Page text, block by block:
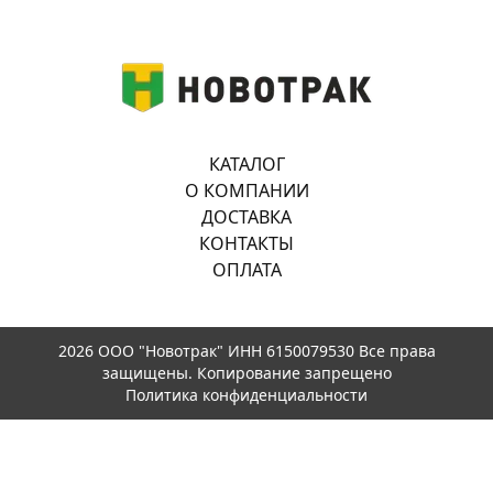
КАТАЛОГ
О КОМПАНИИ
ДОСТАВКА
КОНТАКТЫ
ОПЛАТА
2026 ООО "Новотрак" ИНН 6150079530 Все права
защищены. Копирование запрещено
Политика конфиденциальности